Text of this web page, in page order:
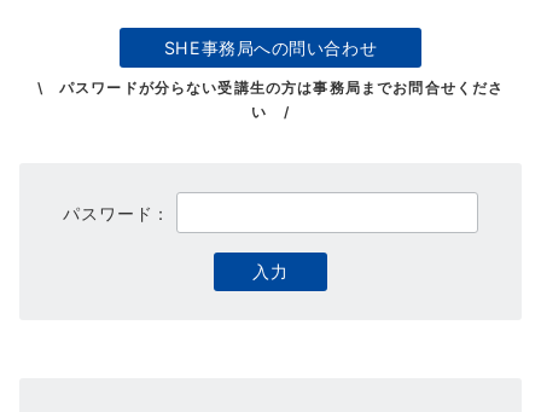
SHE事務局への問い合わせ
\ パスワードが分らない受講生の方は事務局までお問合せくださ
い /
パスワード：